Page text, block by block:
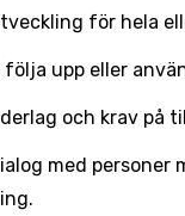
för hela
upp eller
och krav på
med personer